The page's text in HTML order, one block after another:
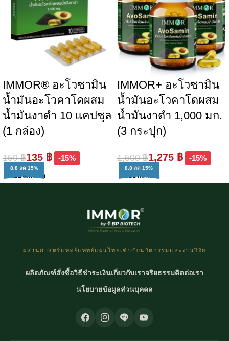
8.8 ลด 15%
IMMOR® อะโวซามิน
น้ำมันอะโวคาโดผสม
น้ำมันงาดำ 10 แคปซูล
(1 กล่อง)
159฿135 ฿ -15%
หยิบใส่ตะกร้า
8.8 ลด 15%
IMMOR+ อะโวซามิน
น้ำมันอะโวคาโดผสม
น้ำมันงาดำ 1,000 มก.
(3 กระปุก)
1,500฿1,275 ฿ -15%
หยิบใส่ตะกร้า
ผสานศาสตร์แพทย์แพทย์แผนไทยเข้ากับนวัตกรรมและงานวิจัย
ผลิตภัณฑ์สั่งซื้อวิธีชำระเงินเกี่ยวกับเราจริยธรรมติดต่อเรา
นโยบายข้อมูลส่วนบุคคล